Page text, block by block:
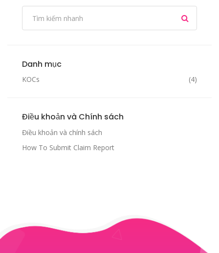
Danh mục
KOCs (4)
Điều khoản và Chính sách
Điều khoản và chính sách
How To Submit Claim Report